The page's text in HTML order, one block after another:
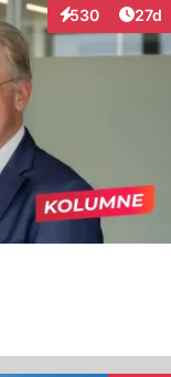
530
Interaktionen
27d